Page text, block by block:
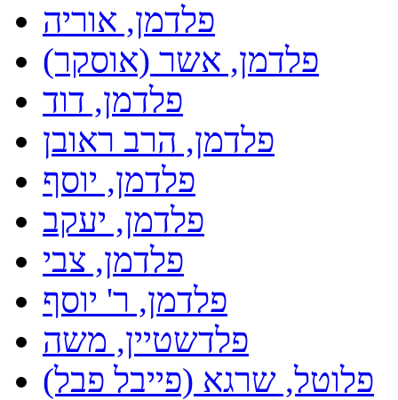
פלדמן, אוריה
פלדמן, אשר (אוסקר)
פלדמן, דוד
פלדמן, הרב ראובן
פלדמן, יוסף
פלדמן, יעקב
פלדמן, צבי
פלדמן, ר' יוסף
פלדשטיין, משה
פלוטל, שרגא (פייבל פבל)